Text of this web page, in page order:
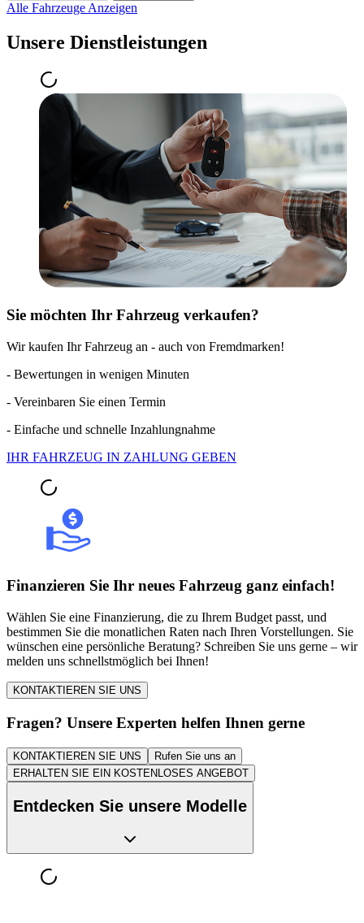
Alle Fahrzeuge Anzeigen
Unsere Dienstleistungen
Sie möchten Ihr Fahrzeug verkaufen?
Wir kaufen Ihr Fahrzeug an - auch von Fremdmarken!
- Bewertungen in wenigen Minuten
- Vereinbaren Sie einen Termin
- Einfache und schnelle Inzahlungnahme
IHR FAHRZEUG IN ZAHLUNG GEBEN
Finanzieren Sie Ihr neues Fahrzeug ganz einfach!
Wählen Sie eine Finanzierung, die zu Ihrem Budget passt, und
bestimmen Sie die monatlichen Raten nach Ihren Vorstellungen. Sie
wünschen eine persönliche Beratung? Schreiben Sie uns gerne – wir
melden uns schnellstmöglich bei Ihnen!
KONTAKTIEREN SIE UNS
Fragen? Unsere Experten helfen Ihnen gerne
KONTAKTIEREN SIE UNS
Rufen Sie uns an
ERHALTEN SIE EIN KOSTENLOSES ANGEBOT
Entdecken Sie unsere Modelle